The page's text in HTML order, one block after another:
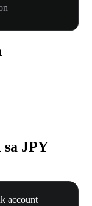
JPY
account